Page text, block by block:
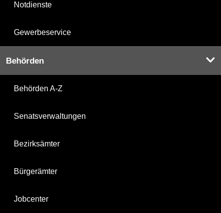
Notdienste
Gewerbeservice
Behörden
Behörden A-Z
Senatsverwaltungen
Bezirksämter
Bürgerämter
Jobcenter